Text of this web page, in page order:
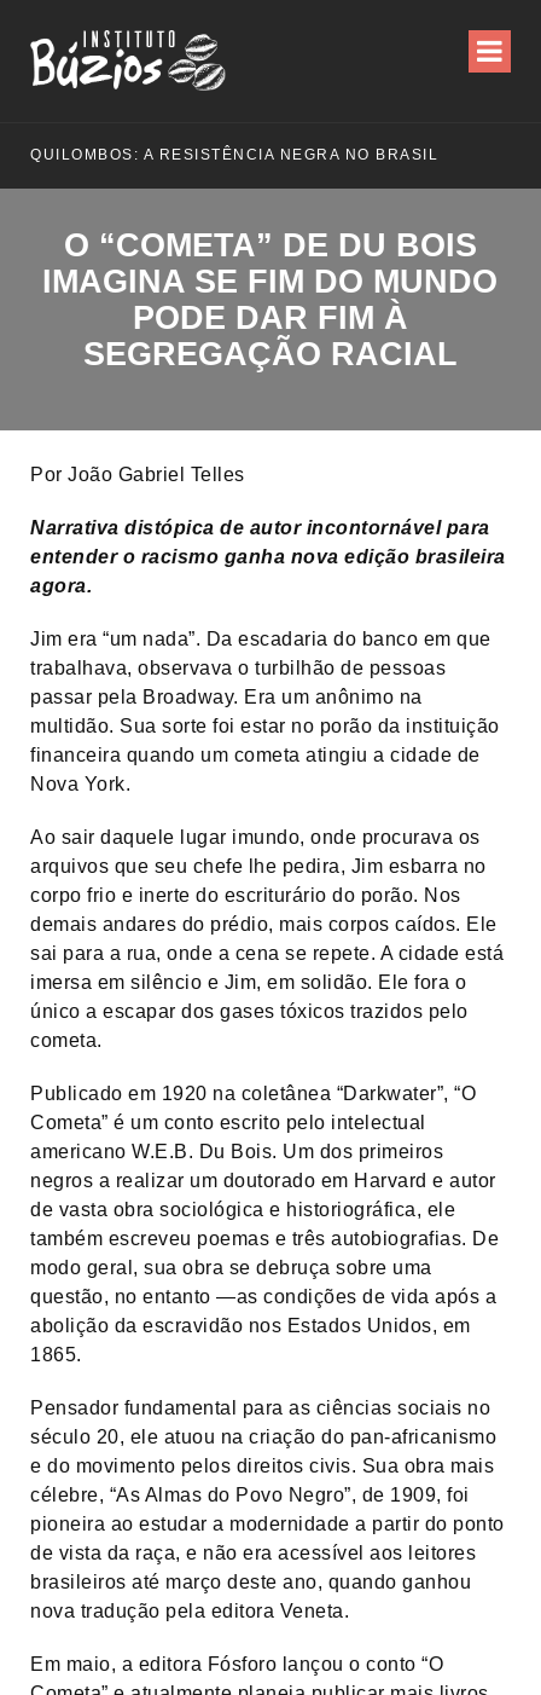
QUILOMBOS: A RESISTÊNCIA NEGRA NO BRASIL
O “COMETA” DE DU BOIS
IMAGINA SE FIM DO MUNDO
PODE DAR FIM À
SEGREGAÇÃO RACIAL
Por João Gabriel Telles
Narrativa distópica de autor incontornável para
entender o racismo ganha nova edição brasileira
agora.
Jim era “um nada”. Da escadaria do banco em que
trabalhava, observava o turbilhão de pessoas
passar pela Broadway. Era um anônimo na
multidão. Sua sorte foi estar no porão da instituição
financeira quando um cometa atingiu a cidade de
Nova York.
Ao sair daquele lugar imundo, onde procurava os
arquivos que seu chefe lhe pedira, Jim esbarra no
corpo frio e inerte do escriturário do porão. Nos
demais andares do prédio, mais corpos caídos. Ele
sai para a rua, onde a cena se repete. A cidade está
imersa em silêncio e Jim, em solidão. Ele fora o
único a escapar dos gases tóxicos trazidos pelo
cometa.
Publicado em 1920 na coletânea “Darkwater”, “O
Cometa” é um conto escrito pelo intelectual
americano W.E.B. Du Bois. Um dos primeiros
negros a realizar um doutorado em Harvard e autor
de vasta obra sociológica e historiográfica, ele
também escreveu poemas e três autobiografias. De
modo geral, sua obra se debruça sobre uma
questão, no entanto —as condições de vida após a
abolição da escravidão nos Estados Unidos, em
1865.
Pensador fundamental para as ciências sociais no
século 20, ele atuou na criação do pan-africanismo
e do movimento pelos direitos civis. Sua obra mais
célebre, “As Almas do Povo Negro”, de 1909, foi
pioneira ao estudar a modernidade a partir do ponto
de vista da raça, e não era acessível aos leitores
brasileiros até março deste ano, quando ganhou
nova tradução pela editora Veneta.
Em maio, a editora Fósforo lançou o conto “O